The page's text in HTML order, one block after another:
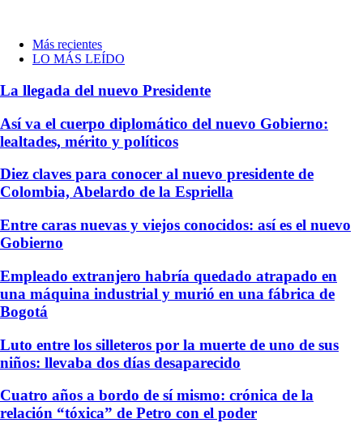
Más recientes
LO MÁS LEÍDO
La llegada del nuevo Presidente
Así va el cuerpo diplomático del nuevo Gobierno:
lealtades, mérito y políticos
Diez claves para conocer al nuevo presidente de
Colombia, Abelardo de la Espriella
Entre caras nuevas y viejos conocidos: así es el nuevo
Gobierno
Empleado extranjero habría quedado atrapado en
una máquina industrial y murió en una fábrica de
Bogotá
Luto entre los silleteros por la muerte de uno de sus
niños: llevaba dos días desaparecido
Cuatro años a bordo de sí mismo: crónica de la
relación “tóxica” de Petro con el poder